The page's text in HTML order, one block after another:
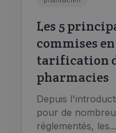
Les 5
commises
tarification
pharmacies
Depuis
pour de
réglementés, les...